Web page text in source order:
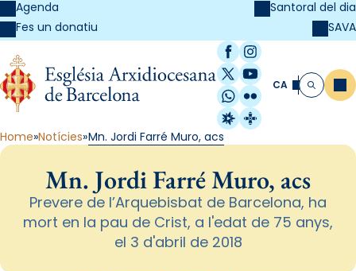
Agenda
Fes un donatiu
Santoral del dia
SAVA
Facebook
Instagram
X / Twitter
YouTube
WhatsApp
Flickr
Radio Estel
Catalunya
CA Cerca
Home Notícies Mn. Jordi Farré Muro, acs
Mn. Jordi Farré Muro, acs
Prevere de l’Arquebisbat de Barcelona, ha
mort en la pau de Crist, a l'edat de 75 anys,
el 3 d'abril de 2018